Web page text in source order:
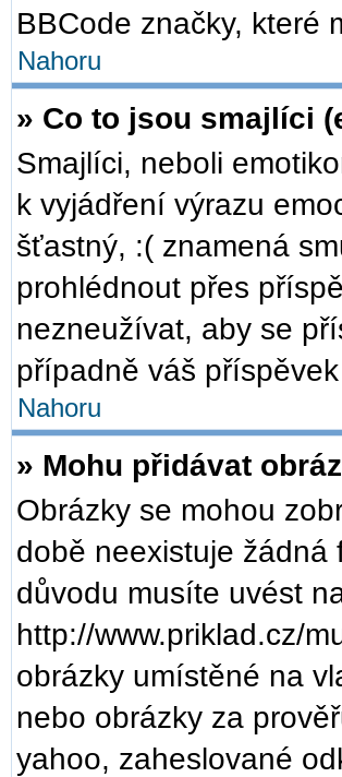
BBCode značky, které
Nahoru
» Co to jsou smajlíci
Smajlíci, neboli
k vyjádření výrazu
šťastný, :( znamená
prohlédnout přes
nezneužívat, aby se
případně váš
Nahoru
» Mohu přidávat
Obrázky se mohou
době neexistuje
důvodu musíte uvést
http://www.priklad.cz/
obrázky umístěné na
nebo obrázky za
yahoo, zaheslované